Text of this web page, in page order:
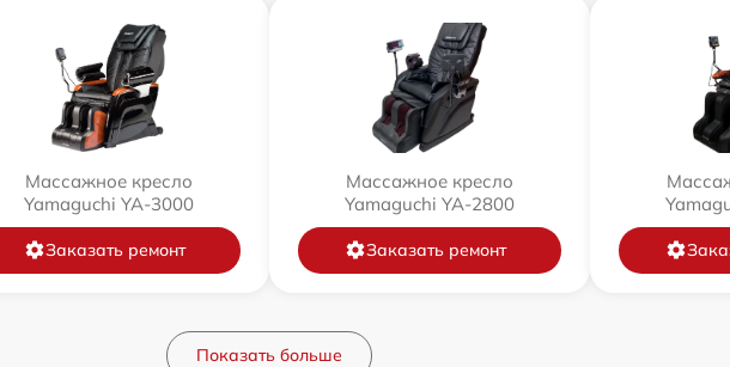
Массажное кресло
Yamaguchi YA-3000
Заказать ремонт
Массажное кресло
Yamaguchi YA-2800
Заказать ремонт
Показать больше